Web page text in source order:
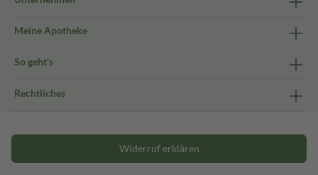
Meine Apotheke
So geht's
Rechtliches
Widerruf erklären